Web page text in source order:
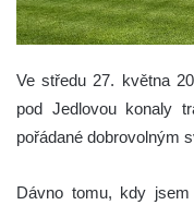
Ve středu 27. května
pod Jedlovou konaly
pořádané dobrovolným
Dávno tomu, kdy